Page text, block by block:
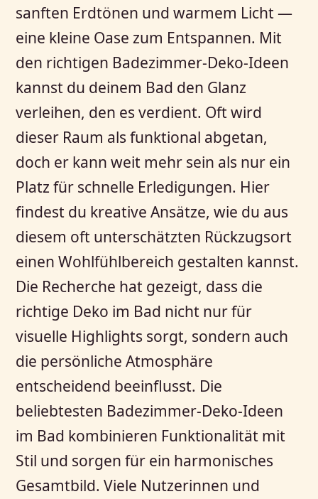
sanften Erdtönen und warmem Licht —
eine kleine Oase zum Entspannen. Mit
den richtigen Badezimmer-Deko-Ideen
kannst du deinem Bad den Glanz
verleihen, den es verdient. Oft wird
dieser Raum als funktional abgetan,
doch er kann weit mehr sein als nur ein
Platz für schnelle Erledigungen. Hier
findest du kreative Ansätze, wie du aus
diesem oft unterschätzten Rückzugsort
einen Wohlfühlbereich gestalten kannst.
Die Recherche hat gezeigt, dass die
richtige Deko im Bad nicht nur für
visuelle Highlights sorgt, sondern auch
die persönliche Atmosphäre
entscheidend beeinflusst. Die
beliebtesten Badezimmer-Deko-Ideen
im Bad kombinieren Funktionalität mit
Stil und sorgen für ein harmonisches
Gesamtbild. Viele Nutzerinnen und